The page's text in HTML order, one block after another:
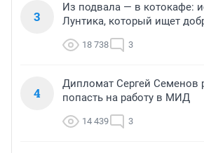
3
Из подвала — в котокафе:
Лунтика, который ищет
18 738 3
4
Дипломат Сергей Семенов
попасть на работу в МИД
14 439 3